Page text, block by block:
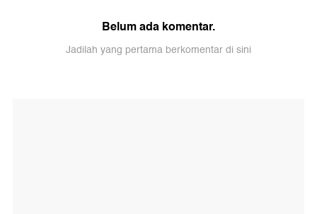
Belum ada komentar.
Jadilah yang pertama berkomentar di sini